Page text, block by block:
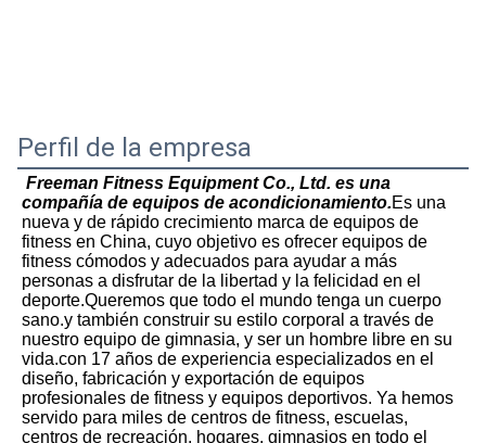
Perfil de la empresa
Freeman Fitness Equipment Co., Ltd. es una
compañía de equipos de acondicionamiento.Es una
nueva y de rápido crecimiento marca de equipos de
fitness en China, cuyo objetivo es ofrecer equipos de
fitness cómodos y adecuados para ayudar a más
personas a disfrutar de la libertad y la felicidad en el
deporte.Queremos que todo el mundo tenga un cuerpo
sano.y también construir su estilo corporal a través de
nuestro equipo de gimnasia, y ser un hombre libre en su
vida.con 17 años de experiencia especializados en el
diseño, fabricación y exportación de equipos
profesionales de fitness y equipos deportivos. Ya hemos
servido para miles de centros de fitness, escuelas,
centros de recreación, hogares, gimnasios en todo el